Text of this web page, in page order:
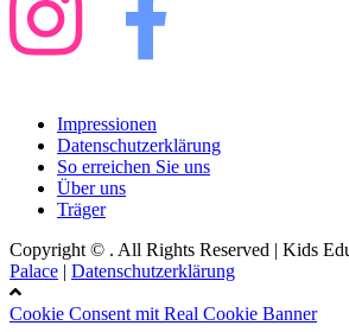
Impressionen
Datenschutzerklärung
So erreichen Sie uns
Über uns
Träger
Copyright © . All Rights Reserved | Kids
Palace | Datenschutzerklärung
Cookie Consent mit Real Cookie Banner